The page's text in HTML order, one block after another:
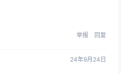
举报 回复
24年9月24日